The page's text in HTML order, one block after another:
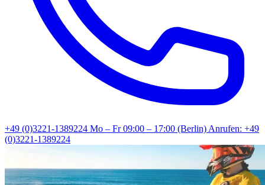
+49 (0)3221-1389224 Mo – Fr 09:00 – 17:00 (Berlin)Anrufen: +49
(0)3221-1389224